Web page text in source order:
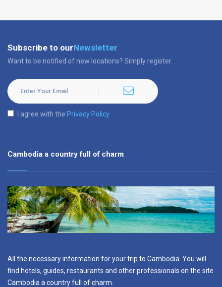
Subscribe to ourNewsletter
Want to be notified of new locations? Simply register.
I agree with the Privacy Policy
Cambodia a country full of charm
All the necessary information for your trip to Cambodia. You will
find hotels, guides, restaurants and other professionals on the site
Cambodia a country full of charm.